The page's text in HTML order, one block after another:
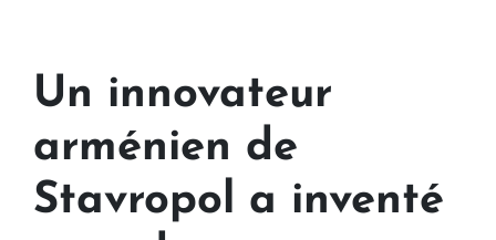
Un innovateur
arménien de
Stavropol a inventé